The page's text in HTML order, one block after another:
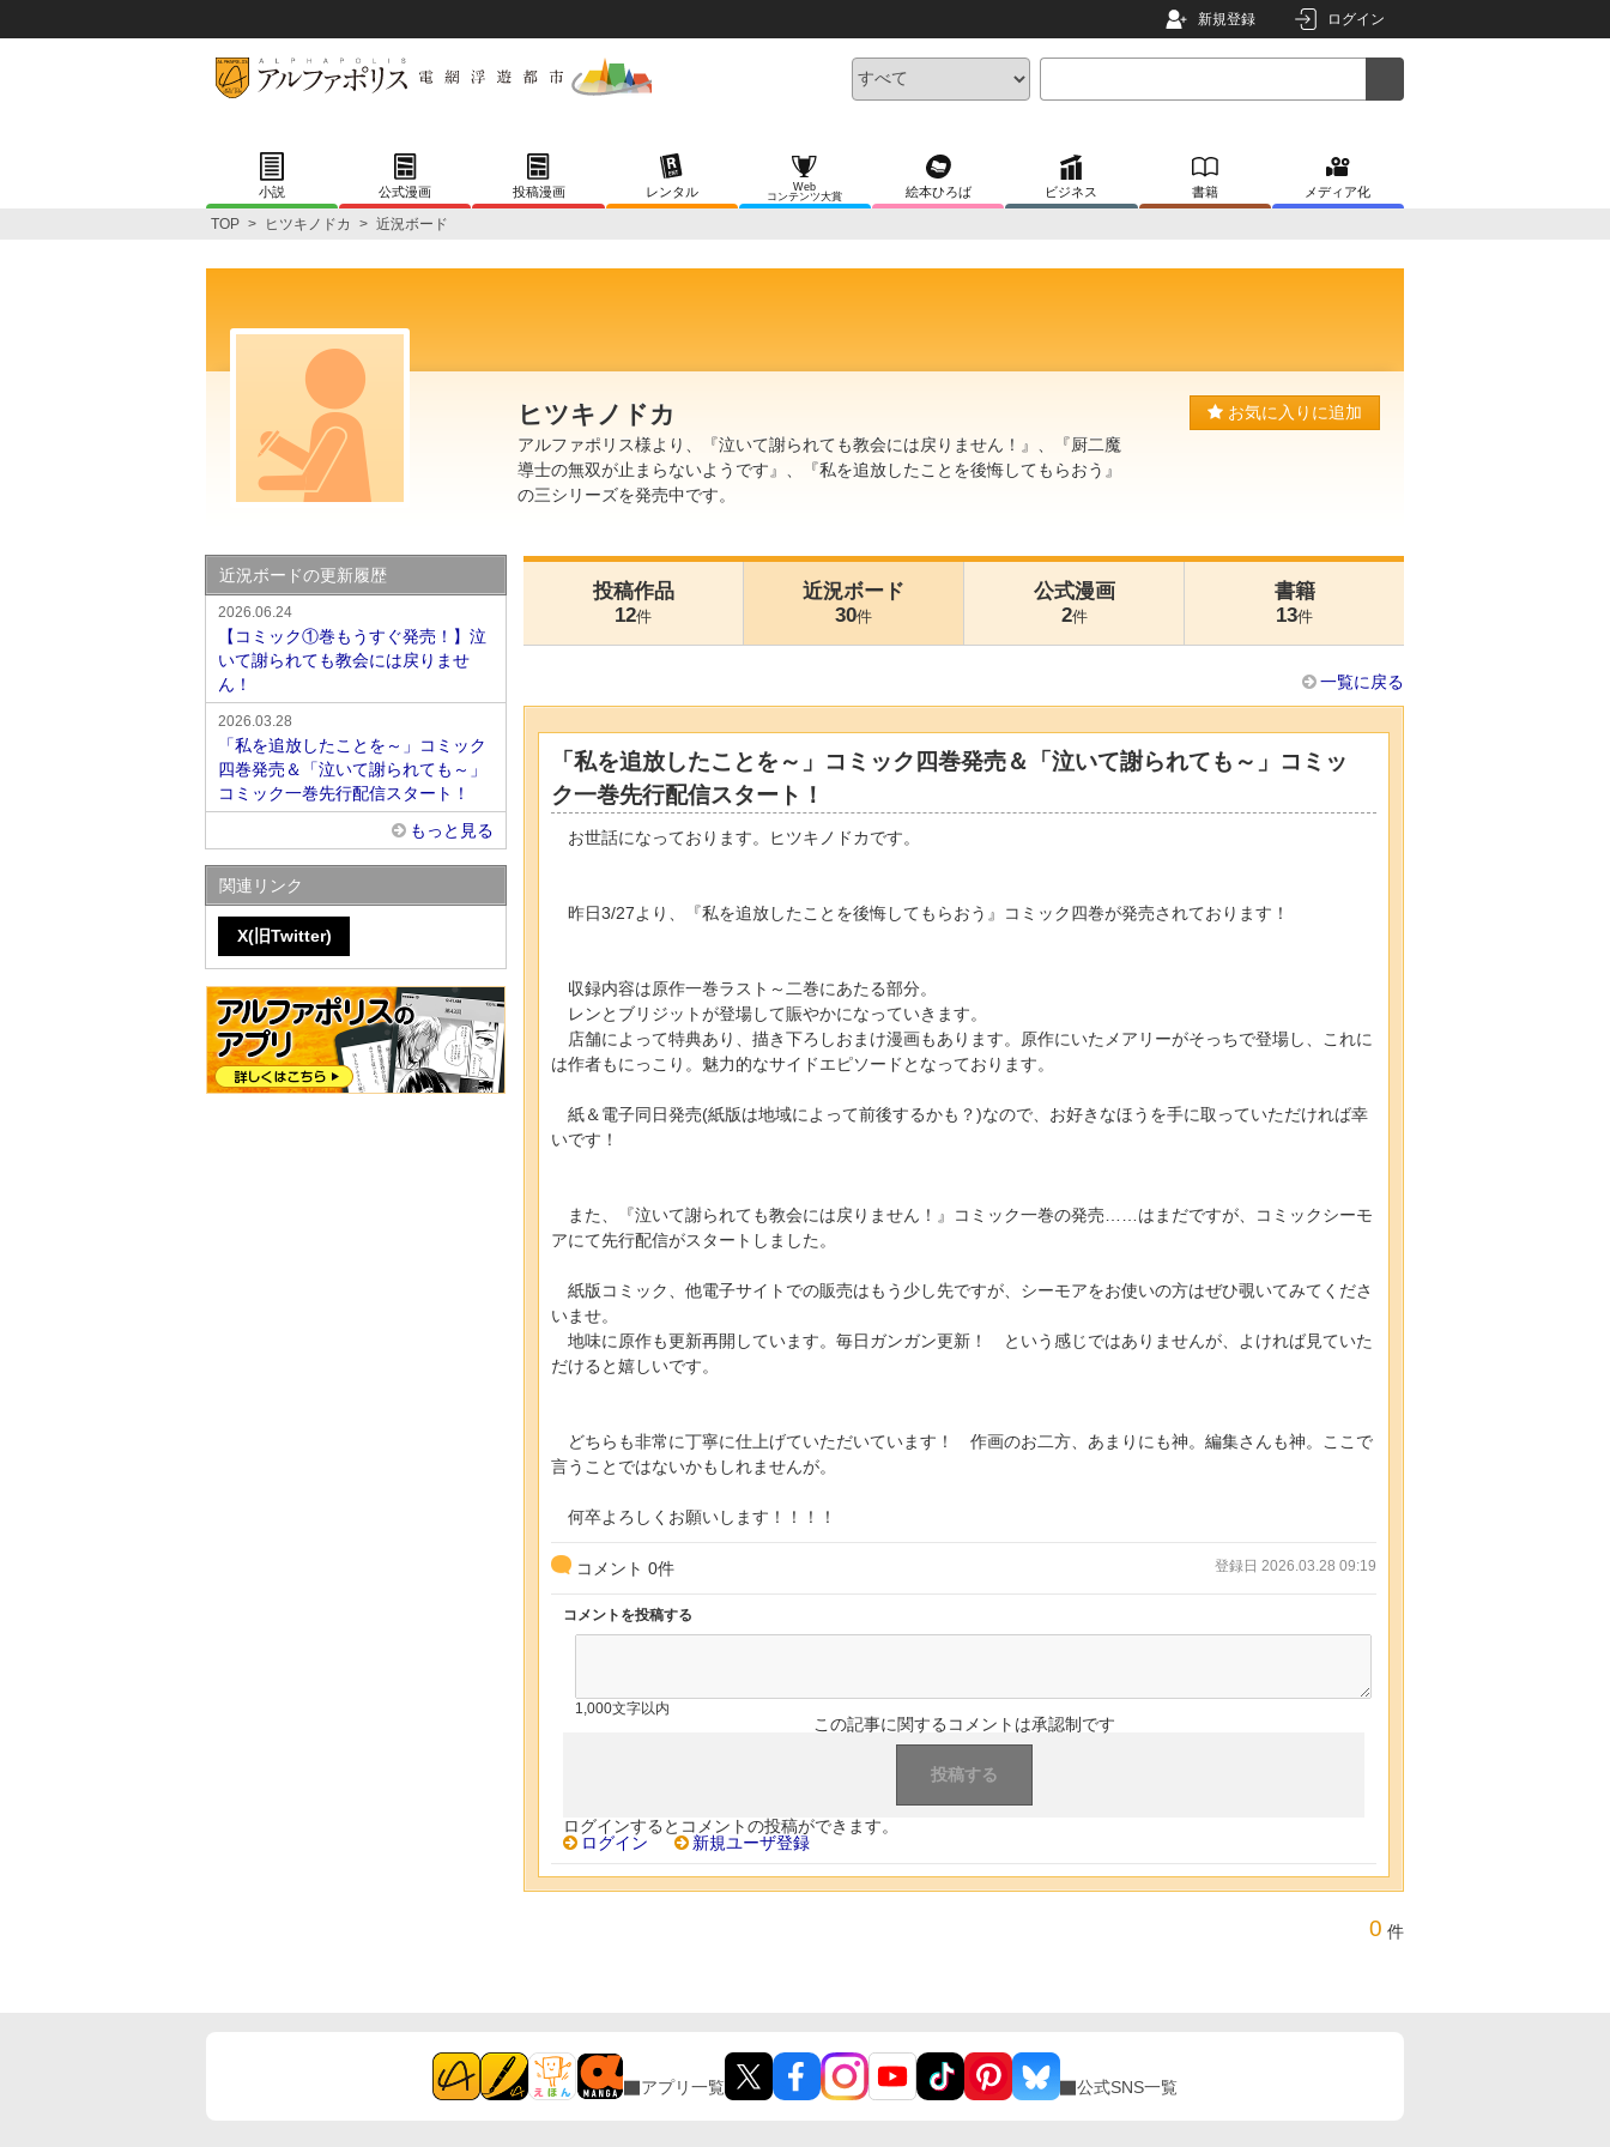
新規登録 ログイン
小説 公式漫画 投稿漫画 レンタル
Web
コンテンツ大賞
絵本ひろば ビジネス 書籍 メディア化
TOP > ヒツキノドカ > 近況ボード
ヒツキノドカ
アルファポリス様より、『泣いて謝られても教会には戻りません！』、『厨二魔
導士の無双が止まらないようです』、『私を追放したことを後悔してもらおう』
の三シリーズを発売中です。
お気に入りに追加
投稿作品
12件
近況ボード
30件
公式漫画
2件
書籍
13件
一覧に戻る
「私を追放したことを～」コミック四巻発売＆「泣いて謝られても～」コミッ
ク一巻先行配信スタート！
お世話になっております。ヒツキノドカです。
昨日3/27より、『私を追放したことを後悔してもらおう』コミック四巻が発売されております！
収録内容は原作一巻ラスト～二巻にあたる部分。
レンとブリジットが登場して賑やかになっていきます。
店舗によって特典あり、描き下ろしおまけ漫画もあります。原作にいたメアリーがそっちで登場し、これに
は作者もにっこり。魅力的なサイドエピソードとなっております。
紙＆電子同日発売(紙版は地域によって前後するかも？)なので、お好きなほうを手に取っていただければ幸
いです！
また、『泣いて謝られても教会には戻りません！』コミック一巻の発売……はまだですが、コミックシーモ
アにて先行配信がスタートしました。
紙版コミック、他電子サイトでの販売はもう少し先ですが、シーモアをお使いの方はぜひ覗いてみてくださ
いませ。
地味に原作も更新再開しています。毎日ガンガン更新！ という感じではありませんが、よければ見ていた
だけると嬉しいです。
どちらも非常に丁寧に仕上げていただいています！ 作画のお二方、あまりにも神。編集さんも神。ここで
言うことではないかもしれませんが。
何卒よろしくお願いします！！！！
コメント 0件 登録日 2026.03.28 09:19
コメントを投稿する
1,000文字以内
この記事に関するコメントは承認制です
ログインするとコメントの投稿ができます。
ログイン
新規ユーザ登録
0 件
近況ボードの更新履歴
2026.06.24
【コミック①巻もうすぐ発売！】泣
いて謝られても教会には戻りませ
ん！
2026.03.28
「私を追放したことを～」コミック
四巻発売＆「泣いて謝られても～」
コミック一巻先行配信スタート！
もっと見る
関連リンク
X(旧Twitter)
アプリ一覧 公式SNS一覧